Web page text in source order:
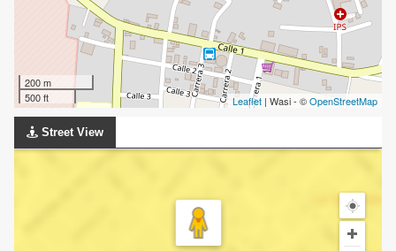
200 m
500 ft
Leaflet | Wasi - ©OpenStreetMap
Street View